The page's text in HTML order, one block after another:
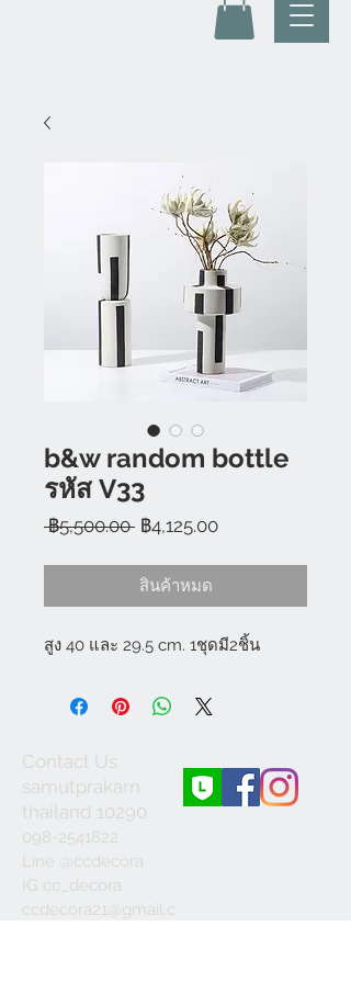
b&w random bottle
รหัส V33
฿5,500.00 ราคา
฿4,125.00ราคา
สินค้าหมด
สูง 40 และ 29.5 cm. 1ชุดมี2ชิ้น
Contact Us
samutprakarn
thailand 10290
098-2541822
Line @ccdecora
IG cc_decora
ccdecora21@gmail.c